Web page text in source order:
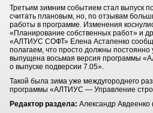
Третьим зимним событием стал выпуск
считать плановым, но, по отзывам
работы в программе. Изменения
«Планирование собственных работ» и
«АЛТИУС СОФТ» Елена Астапенко
полагаем, что просто должны постоянно
выпущена восьмая версия программы
о выпуске подверсии 7.05».
Такой была зима уже междугороднего
программы «АЛТИУС — Управление
Редактор раздела: Александр Авдеенко